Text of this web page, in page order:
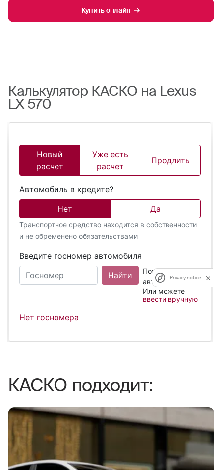
Купить онлайн
Калькулятор КАСКО на Lexus
LX 570
КАСКО подходит: